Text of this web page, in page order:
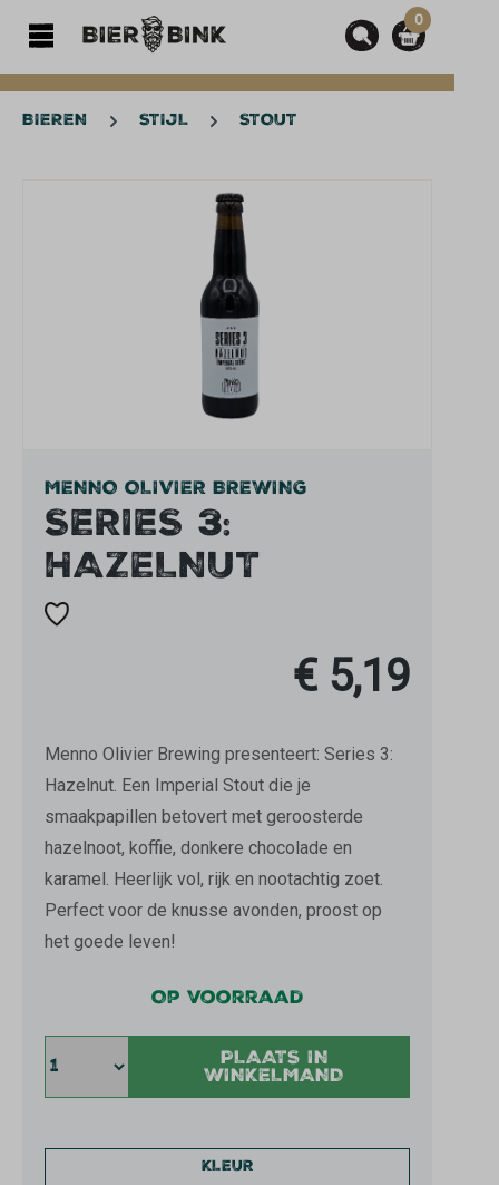
0
BIEREN STIJL STOUT
Afbeeldingengalerij overslaan
MENNO OLIVIER BREWING
SERIES 3:
HAZELNUT
€ 5,19
Menno Olivier Brewing presenteert: Series 3:
Hazelnut. Een Imperial Stout die je
smaakpapillen betovert met geroosterde
hazelnoot, koffie, donkere chocolade en
karamel. Heerlijk vol, rijk en nootachtig zoet.
Perfect voor de knusse avonden, proost op
het goede leven!
KLEUR
Op voorraad
PLAATS IN
WINKELMAND